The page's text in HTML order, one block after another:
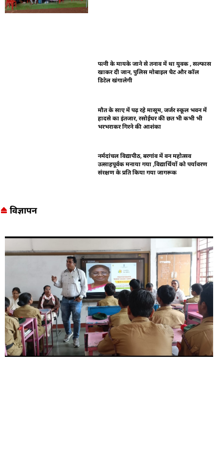
पत्नी के मायके जाने से तनाव में था युवक , सल्फास
खाकर दी जान, पुलिस मोबाइल चैट और कॉल
डिटेल खंगालेगी
मौत के साए में पढ़ रहे मासूम, जर्जर स्कूल भवन में
हादसे का इंतजार, रसोईघर की छत भी कभी भी
भरभराकर गिरने की आशंका
नर्मदांचल विद्यापीठ, बरगांव में वन महोत्सव
उत्साहपूर्वक मनाया गया ,विद्यार्थियों को पर्यावरण
संरक्षण के प्रति किया गया जागरूक
विज्ञापन